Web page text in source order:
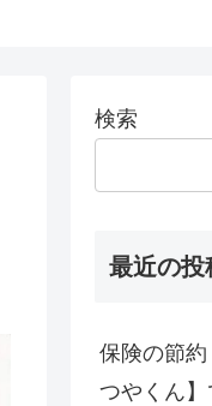
検索
最近の投
保険の節
つやくん